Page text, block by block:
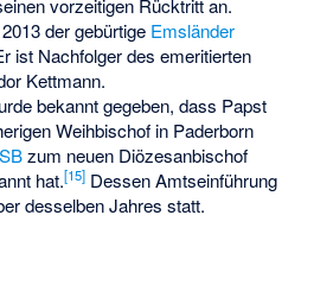
vorzeitigen Rücktritt an.
der gebürtige Emsländer
ist Nachfolger des emeritierten
Kettmann.
bekannt gegeben, dass Papst
Weihbischof in Paderborn
zum neuen Diözesanbischof
hat.[15]Dessen Amtseinführung
desselben Jahres statt.